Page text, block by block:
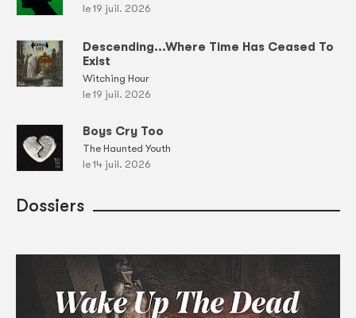
le 19 juil. 2026
Descending...Where Time Has Ceased To
Exist
Witching Hour
le 19 juil. 2026
Boys Cry Too
The Haunted Youth
le 14 juil. 2026
Dossiers